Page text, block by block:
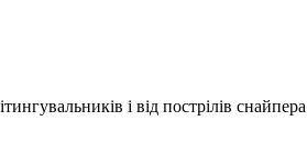
і від пострілів